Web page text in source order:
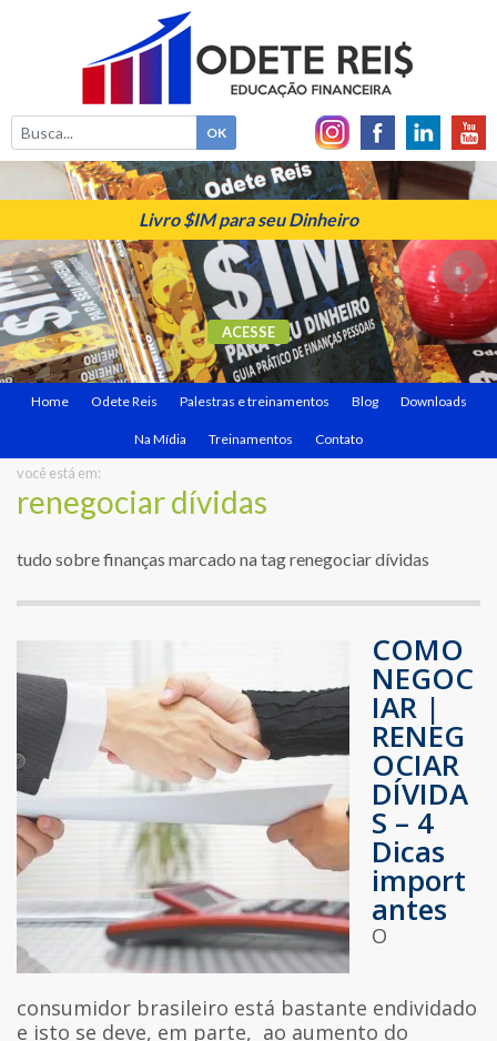
Livro $IM para seu Dinheiro
ACESSE
Home Odete Reis Palestras e treinamentos Blog Downloads
Na Mídia Treinamentos Contato
você está em:
renegociar dívidas
tudo sobre finanças marcado na tag renegociar dívidas
COMO
NEGOC
IAR |
RENEG
OCIAR
DÍVIDA
S – 4
Dicas
import
antes
O
consumidor brasileiro está bastante endividado
e isto se deve, em parte, ao aumento do